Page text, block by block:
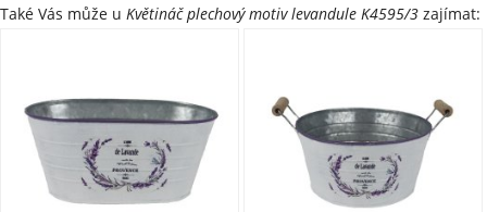
Také Vás může u Květináč plechový motiv levandule K4595/3 zajímat: